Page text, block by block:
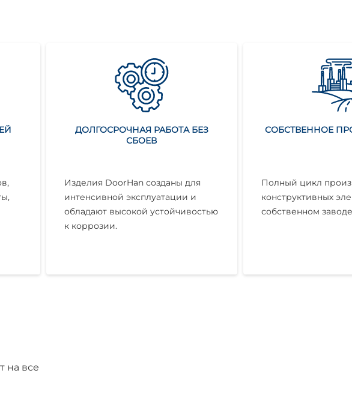
ДОЛГОСРОЧНАЯ РАБОТА БЕЗ
СБОЕВ
Изделия DoorHan созданы для
интенсивной эксплуатации и
обладают высокой устойчивостью
к коррозии.
СОБСТВЕННОЕ
Полный цикл
конструктивных
собственном
на все